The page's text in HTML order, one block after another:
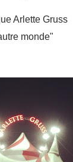
Arlette Gruss
monde"